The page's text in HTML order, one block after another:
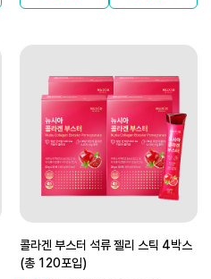
콜라겐 부스터 석류 젤리 스틱 4박스
(총 120포입)